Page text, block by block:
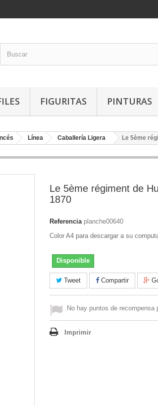
FIGURITAS PINTURAS
Línea Caballería Ligera Le 5ème
Le 5ème régiment de
1870
Referencia planche00640
Color A4 para descargar a su
Disponible
Tweet Compartir
No hay puntos de recompensa
Imprimir